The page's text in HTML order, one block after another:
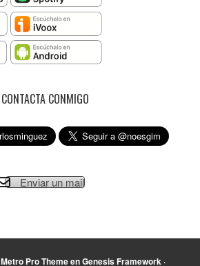
CONTACTA CONMIGO
Enviar un mail
Metro Pro ThemeenGenesis Framework ·